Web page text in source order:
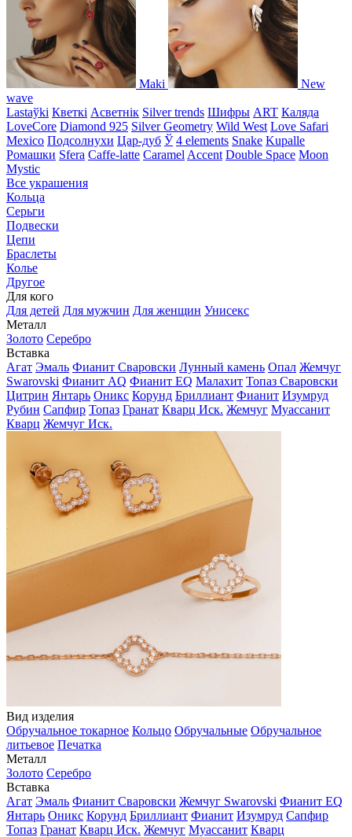
Maki
New
wave
Lastaўki Кветкі Асветнiк Silver trends Шифры ART Каляда
LoveCore Diamond 925 Silver Geometry Wild West Love Safari
Mexico Подсолнухи Цар-дуб Ў 4 elements Snake Kupalle
Ромашки Sfera Caffe-latte Caramel Accent Double Space Moon
Mystic
Все украшения
Кольца
Серьги
Подвески
Цепи
Браслеты
Колье
Другое
Для кого
Для детей Для мужчин Для женщин Унисекс
Металл
Золото Серебро
Вставка
Агат Эмаль Фианит Сваровски Лунный камень Опал Жемчуг
Swarovski Фианит AQ Фианит EQ Малахит Топаз Сваровски
Цитрин Янтарь Оникс Корунд Бриллиант Фианит Изумруд
Рубин Сапфир Топаз Гранат Кварц Иск. Жемчуг Муассанит
Кварц Жемчуг Иск.
Вид изделия
Обручальное токарное Кольцо Обручальные Обручальное
литьевое Печатка
Металл
Золото Серебро
Вставка
Агат Эмаль Фианит Сваровски Жемчуг Swarovski Фианит EQ
Янтарь Оникс Корунд Бриллиант Фианит Изумруд Сапфир
Топаз Гранат Кварц Иск. Жемчуг Муассанит Кварц